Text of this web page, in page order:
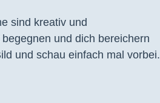
sind kreativ und
und dich bereichern
und schau einfach mal vorbei.